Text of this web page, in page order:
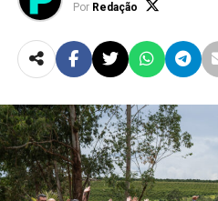
Por Redação